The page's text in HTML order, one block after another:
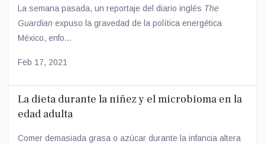
La semana pasada, un reportaje del diario inglés The
Guardian expuso la gravedad de la política energética
México, enfo...
Feb 17, 2021
La dieta durante la niñez y el microbioma en la
edad adulta
Comer demasiada grasa o azúcar durante la infancia altera